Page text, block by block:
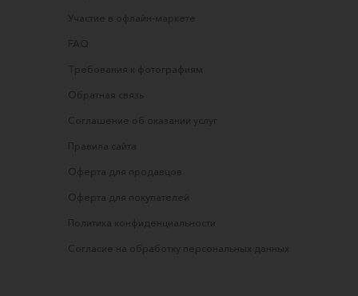
Участие в офлайн-маркете
FAQ
Требования к фотографиям
Обратная связь
Соглашение об оказании услуг
Правила сайта
Оферта для продавцов
Оферта для покупателей
Политика конфиденциальности
Согласие на обработку персональных данных